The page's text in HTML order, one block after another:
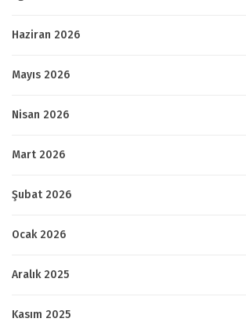
Haziran 2026
Mayıs 2026
Nisan 2026
Mart 2026
Şubat 2026
Ocak 2026
Aralık 2025
Kasım 2025